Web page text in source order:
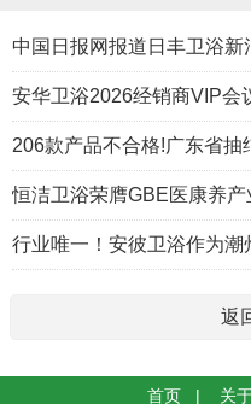
206款产品不合格!广东省
恒洁卫浴荣膺GBE医康养产
返
首页 | 关